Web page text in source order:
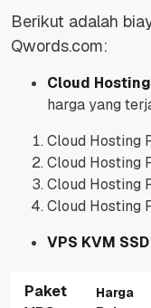
Berikut adalah
Qwords.com:
Cloud
harga yang
Cloud Hosting
Cloud Hosting
Cloud Hosting
Cloud Hosting
VPS KVM SSD
Paket
Harga